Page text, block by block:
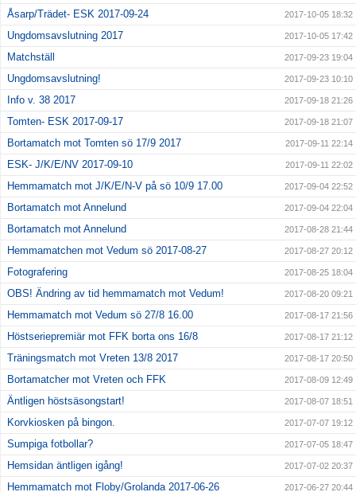
Åsarp/Trädet- ESK 2017-09-24 2017-10-05 18:32
Ungdomsavslutning 2017 2017-10-05 17:42
Matchställ 2017-09-23 19:04
Ungdomsavslutning! 2017-09-23 10:10
Info v. 38 2017 2017-09-18 21:26
Tomten- ESK 2017-09-17 2017-09-18 21:07
Bortamatch mot Tomten sö 17/9 2017 2017-09-11 22:14
ESK- J/K/E/NV 2017-09-10 2017-09-11 22:02
Hemmamatch mot J/K/E/N-V på sö 10/9 17.00 2017-09-04 22:52
Bortamatch mot Annelund 2017-09-04 22:04
Bortamatch mot Annelund 2017-08-28 21:44
Hemmamatchen mot Vedum sö 2017-08-27 2017-08-27 20:12
Fotografering 2017-08-25 18:04
OBS! Ändring av tid hemmamatch mot Vedum! 2017-08-20 09:21
Hemmamatch mot Vedum sö 27/8 16.00 2017-08-17 21:56
Höstseriepremiär mot FFK borta ons 16/8 2017-08-17 21:12
Träningsmatch mot Vreten 13/8 2017 2017-08-17 20:50
Bortamatcher mot Vreten och FFK 2017-08-09 12:49
Äntligen höstsäsongstart! 2017-08-07 18:51
Korvkiosken på bingon. 2017-07-07 19:12
Sumpiga fotbollar? 2017-07-05 18:47
Hemsidan äntligen igång! 2017-07-02 20:37
Hemmamatch mot Floby/Grolanda 2017-06-26 2017-06-27 20:44